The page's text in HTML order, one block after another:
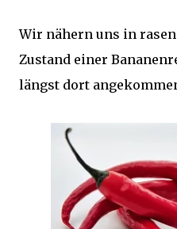
Wir nähern uns in
Zustand einer
längst dort